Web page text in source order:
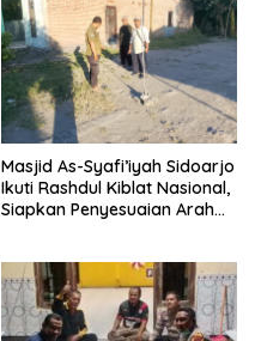
Masjid As-Syafi’iyah Sidoarjo
Ikuti Rashdul Kiblat Nasional,
Siapkan Penyesuaian Arah